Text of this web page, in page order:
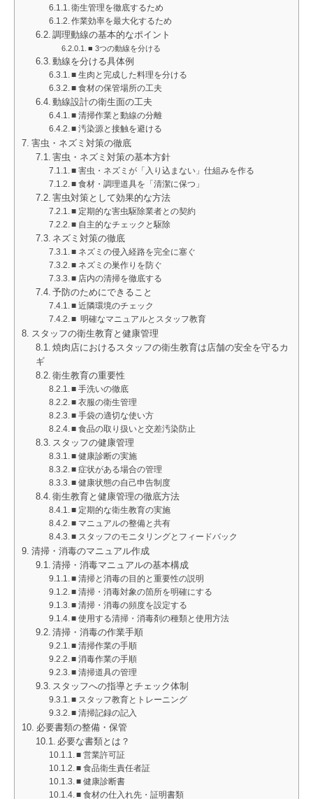
衛生管理を徹底するため
作業効率を最大化するため
調理動線の基本的なポイント
■ 3つの動線を分ける
動線を分ける具体例
■ 生肉と完成した料理を分ける
■ 食材の保管場所の工夫
動線設計の衛生面の工夫
■ 清掃作業と動線の分離
■ 汚染源と接触を避ける
害虫・ネズミ対策の徹底
害虫・ネズミ対策の基本方針
■ 害虫・ネズミが「入り込まない」仕組みを作る
■ 食材・調理道具を「清潔に保つ」
害虫対策として効果的な方法
■ 定期的な害虫駆除業者との契約
■ 自主的なチェックと駆除
ネズミ対策の徹底
■ ネズミの侵入経路を完全に塞ぐ
■ ネズミの巣作りを防ぐ
■ 店内の清掃を徹底する
予防のためにできること
■ 近隣環境のチェック
■ 明確なマニュアルとスタッフ教育
スタッフの衛生教育と健康管理
焼肉店におけるスタッフの衛生教育は店舗の安全を守るカ
ギ
衛生教育の重要性
■ 手洗いの徹底
■ 衣服の衛生管理
■ 手袋の適切な使い方
■ 食品の取り扱いと交差汚染防止
スタッフの健康管理
■ 健康診断の実施
■ 症状がある場合の管理
■ 健康状態の自己申告制度
衛生教育と健康管理の徹底方法
■ 定期的な衛生教育の実施
■ マニュアルの整備と共有
■ スタッフのモニタリングとフィードバック
清掃・消毒のマニュアル作成
清掃・消毒マニュアルの基本構成
■ 清掃と消毒の目的と重要性の説明
■ 清掃・消毒対象の箇所を明確にする
■ 清掃・消毒の頻度を設定する
■ 使用する清掃・消毒剤の種類と使用方法
清掃・消毒の作業手順
■ 清掃作業の手順
■ 消毒作業の手順
■ 清掃道具の管理
スタッフへの指導とチェック体制
■ スタッフ教育とトレーニング
■ 清掃記録の記入
必要書類の整備・保管
必要な書類とは？
■ 営業許可証
■ 食品衛生責任者証
■ 健康診断書
■ 食材の仕入れ先・証明書類